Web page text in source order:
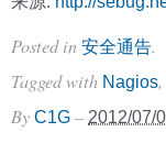
Posted in 安全通告.
Tagged with Nagios,
By C1G – 2012/07/